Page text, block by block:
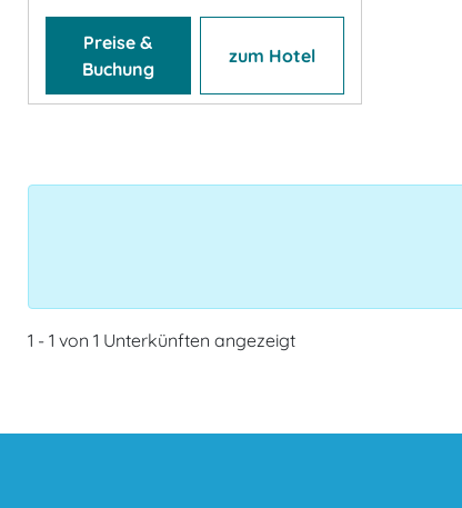
Preise &
Buchung
zum Hotel
1 - 1 von 1 Unterkünften angezeigt